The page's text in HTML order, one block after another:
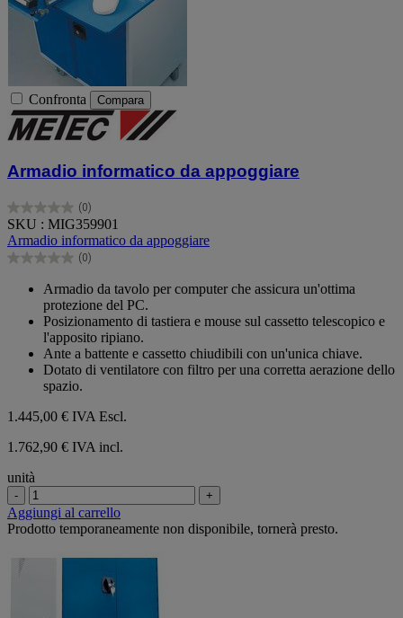
Confronta Compara
Armadio informatico da appoggiare
(0)
0.0
su
5
stelle.
SKU : MIG359901
Armadio informatico da appoggiare
(0)
0.0
Armadio da tavolo per computer che assicura un'ottima
protezione del PC.
Posizionamento di tastiera e mouse sul cassetto telescopico e
l'apposito ripiano.
Ante a battente e cassetto chiudibili con un'unica chiave.
Dotato di ventilatore con filtro per una corretta aerazione dello
spazio.
1.445,00 € IVA Escl.
1.762,90 € IVA incl.
unità
- +
Aggiungi al carrello
Prodotto temporaneamente non disponibile, tornerà presto.